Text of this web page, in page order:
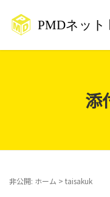
添
非公開: ホーム > taisakuk